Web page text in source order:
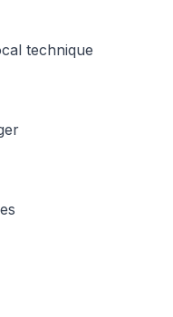
technique